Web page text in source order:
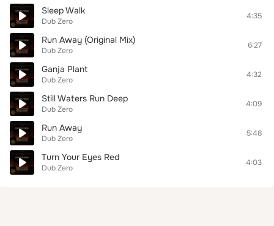
Sleep Walk
Dub Zero
4:35
Run Away (Original Mix)
Dub Zero
6:27
Ganja Plant
Dub Zero
4:32
Still Waters Run Deep
Dub Zero
4:09
Run Away
Dub Zero
5:48
Turn Your Eyes Red
Dub Zero
4:03